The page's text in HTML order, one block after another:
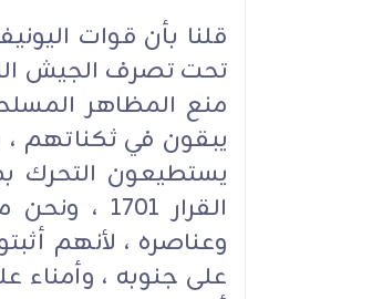
قلنا بأن قوات
تحت تصرف الجيش
منع المظاهر
يبقون في ثكناتهم ،
يستطيعون التحرك
القرار
وعناصره ، لأنهم
على جنوبه ، وأمناء